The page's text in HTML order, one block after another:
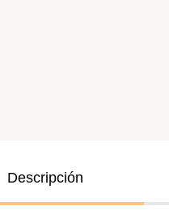
Descripción